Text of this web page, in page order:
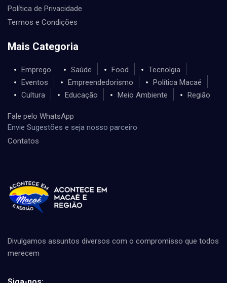
Política de Privacidade
Termos e Condições
Mais Categoria
Emprego Saúde Food
Tecnolgia
Eventos
Empreendedorismo
Política Macaé
Cultura
Educação Meio Ambiente Região
Fale pelo WhatsApp
Envie Sugestões e seja nosso parceiro
Contatos
Divulgamos assuntos diversos com o compromisso que todos
merecem